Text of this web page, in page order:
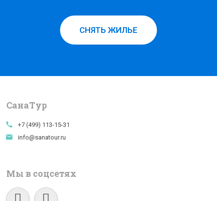
СНЯТЬ ЖИЛЬЕ
СанаTур
call +7 (499) 113-15-31
email info@sanatour.ru
Мы в соцсетях